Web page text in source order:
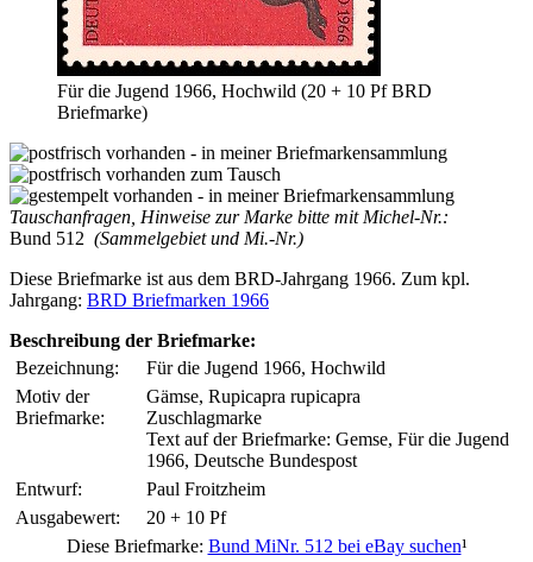
Für die Jugend 1966, Hochwild (20 + 10 Pf BRD
Briefmarke)
Tauschanfragen, Hinweise zur Marke bitte mit Michel-Nr.:
Bund 512 (Sammelgebiet und Mi.-Nr.)
Diese Briefmarke ist aus dem BRD-Jahrgang 1966. Zum kpl.
Jahrgang: BRD Briefmarken 1966
Beschreibung der Briefmarke:
Bezeichnung:
Für die Jugend 1966, Hochwild
Motiv der
Briefmarke:
Gämse, Rupicapra rupicapra
Zuschlagmarke
Text auf der Briefmarke: Gemse, Für die Jugend
1966, Deutsche Bundespost
Entwurf:
Paul Froitzheim
Ausgabewert:
20 + 10 Pf
Diese Briefmarke: Bund MiNr. 512 bei eBay suchen¹